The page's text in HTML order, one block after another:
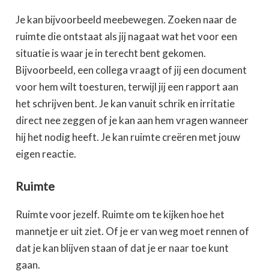
Je kan bijvoorbeeld meebewegen. Zoeken naar de
ruimte die ontstaat als jij nagaat wat het voor een
situatie is waar je in terecht bent gekomen.
Bijvoorbeeld, een collega vraagt of jij een document
voor hem wilt toesturen, terwijl jij een rapport aan
het schrijven bent. Je kan vanuit schrik en irritatie
direct nee zeggen of je kan aan hem vragen wanneer
hij het nodig heeft. Je kan ruimte creëren met jouw
eigen reactie.
Ruimte
Ruimte voor jezelf. Ruimte om te kijken hoe het
mannetje er uit ziet. Of je er van weg moet rennen of
dat je kan blijven staan of dat je er naar toe kunt
gaan.